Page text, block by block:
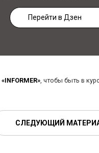
Перейти в Дзен
«INFORMER», чтобы быть в
СЛЕДУЮЩИЙ